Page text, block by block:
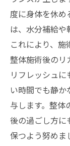
度に身体を休め
は、水分補給や
これにより、施
整体施術後のリ
リフレッシュ
い時間でも静
与します。整体
後の過ごし方に
保つよう努めま